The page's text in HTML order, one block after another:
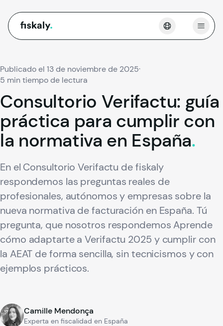
fiskaly. Abrir
Publicado el 13 de noviembre de 2025·
5 min tiempo de lectura
Consultorio Verifactu: guía
práctica para cumplir con
la normativa en España.
En el Consultorio Verifactu de fiskaly
respondemos las preguntas reales de
profesionales, autónomos y empresas sobre la
nueva normativa de facturación en España. Tú
pregunta, que nosotros respondemos Aprende
cómo adaptarte a Verifactu 2025 y cumplir con
la AEAT de forma sencilla, sin tecnicismos y con
ejemplos prácticos.
Camille Mendonça
Experta en fiscalidad en España